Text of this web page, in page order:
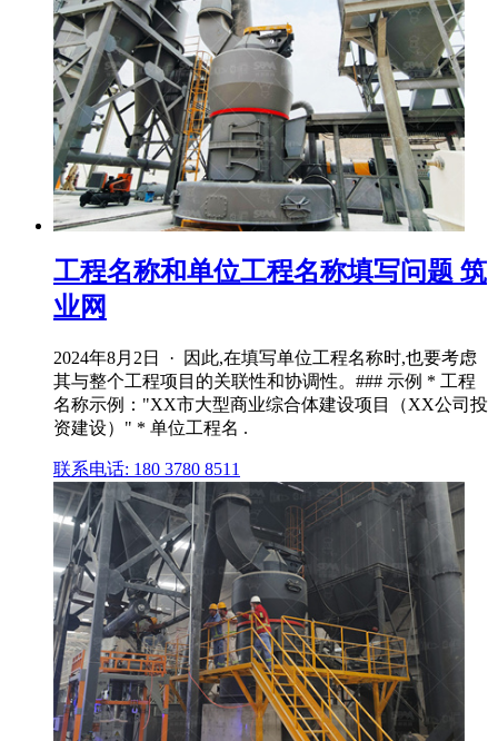
工程名称和单位工程名称填写问题 筑
业网
2024年8月2日 · 因此,在填写单位工程名称时,也要考虑
其与整个工程项目的关联性和协调性。### 示例 * 工程
名称示例："XX市大型商业综合体建设项目（XX公司投
资建设）" * 单位工程名 .
联系电话: 180 3780 8511